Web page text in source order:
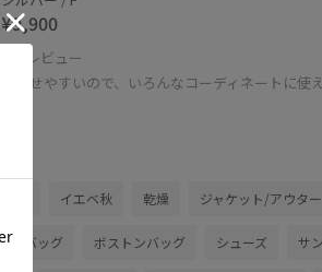
¥9,900
レビュー
合わせやすいので、いろんなコーディネートに使え
イエベ秋 乾燥 ジャケット/アウター
バッグ ボストンバッグ シューズ サ